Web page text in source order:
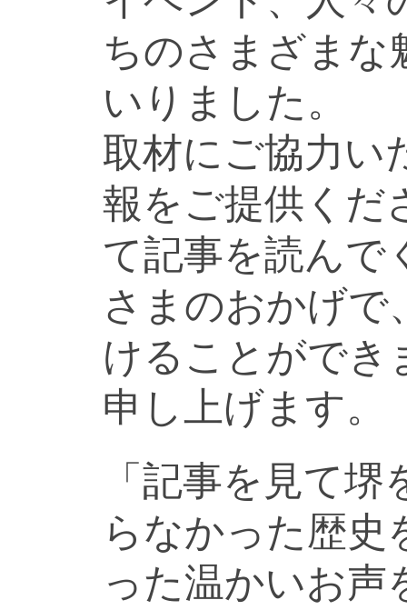
ちのさまざまな
いりました。
取材にご協力い
報をご提供くだ
て記事を読んで
さまのおかげで
けることができ
申し上げます。
「記事を見て
らなかった歴史
った温かいお声